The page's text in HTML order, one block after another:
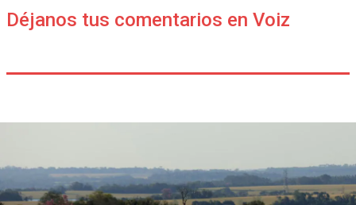
Déjanos tus comentarios en Voiz